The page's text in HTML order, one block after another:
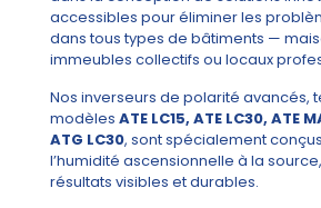
accessibles pour éliminer les
dans tous types de bâtiments —
immeubles collectifs ou locaux
Nos inverseurs de polarité avancés,
modèles ATE LC15, ATE LC30, ATE
ATG LC30, sont spécialement
l’humidité ascensionnelle à la
résultats visibles et durables.